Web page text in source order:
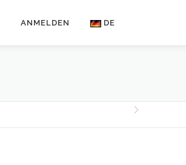
ANMELDEN DE